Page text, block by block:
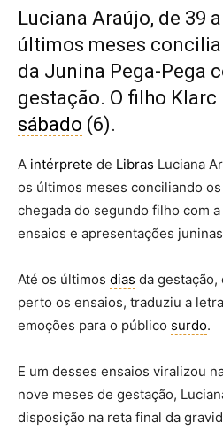
Luciana Araújo, de 39
últimos meses
da Junina Pega-Pega
gestação. O filho
sábado (6).
A intérprete de Libras Luciana
os últimos meses conciliando
chegada do segundo filho com
ensaios e apresentações
Até os últimos dias da gestação,
perto os ensaios, traduziu a
emoções para o público surdo.
E um desses ensaios viralizou
nove meses de gestação,
disposição na reta final da